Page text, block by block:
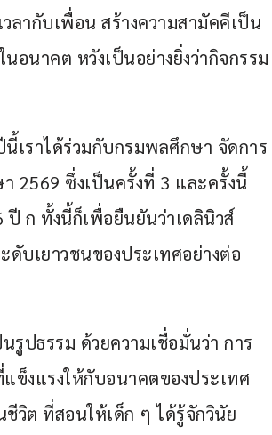
วลากับเพื่อน สร้างความสามัคคีเป็น
นาคต หวังเป็นอย่างยิ่งว่ากิจกรรม
เราได้ร่วมกับกรมพลศึกษา จัดการ
2569 ซึ่งเป็นครั้งที่ 3 และครั้งนี้
ปี ก ทั้งนี้ก็เพื่อยืนยันว่าเดลินิวส์
บเยาวชนของประเทศอย่างต่อ
รูปธรรม ด้วยความเชื่อมั่นว่า การ
ข็งแรงให้กับอนาคตของประเทศ
วิต ที่สอนให้เด็ก ๆ ได้รู้จักวินัย